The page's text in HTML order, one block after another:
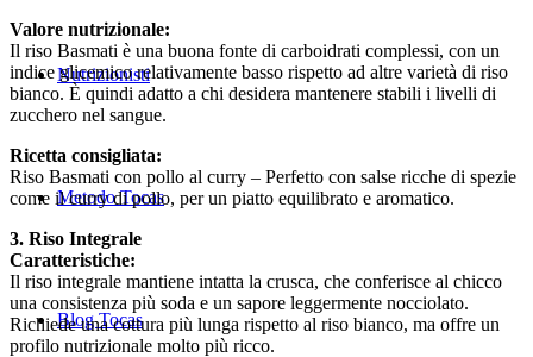
Nutrizionisti
Metodo Tocas
Blog Tocas
Valore nutrizionale:
Il riso Basmati è una buona fonte di carboidrati complessi, con un
indice glicemico relativamente basso rispetto ad altre varietà di riso
bianco. È quindi adatto a chi desidera mantenere stabili i livelli di
zucchero nel sangue.
Ricetta consigliata:
Riso Basmati con pollo al curry – Perfetto con salse ricche di spezie
come il curry di pollo, per un piatto equilibrato e aromatico.
3. Riso Integrale
Caratteristiche:
Il riso integrale mantiene intatta la crusca, che conferisce al chicco
una consistenza più soda e un sapore leggermente nocciolato.
Richiede una cottura più lunga rispetto al riso bianco, ma offre un
profilo nutrizionale molto più ricco.